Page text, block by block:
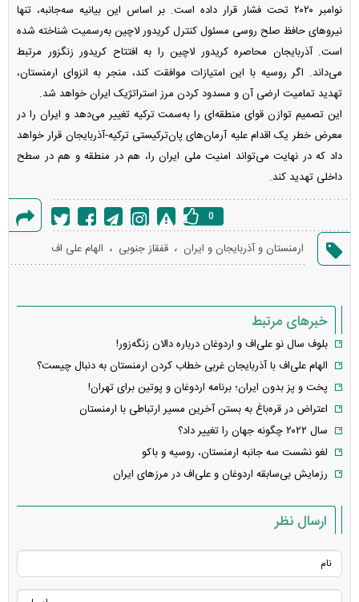
نوامبر ۲۰۲۰ تحت فشار قرار داده است. بر اساس این بیانیه سه‌جانبه، تنها
نیرو‌های حافظ صلح روسی مسئول کنترل کریدور لاچین به‌رسمیت شناخته شده
است. آذربایجان محاصره کریدور لاچین را به افتتاح کریدور زنگزور مرتبط
می‌داند. اگر روسیه با این امتیازات موافقت کند، منجر به انزوای ارمنستان،
تهدید تمامیت ارضی آن و مسدود کردن مرز استراتژیک ایران خواهد شد.
این تصمیم توازن قوای منطقه‌ای را به‌سمت ترکیه تغییر می‌دهد و ایران را در
معرض خطر یک اقدام علیه آرمان‌های پان‌ترکیستی ترکیه-آذربایجان قرار خواهد
داد که در نهایت می‌تواند امنیت ملی ایران را، هم در منطقه و هم در سطح
داخلی تهدید کند.
گزارش
خطا
0
ارمنستان و آذربایجان و ایران ، قفقاز جنوبی ، الهام علی اف
خبرهای مرتبط
بلوف سال نو علی‌اف و اردوغان درباره دالان زنگه‌زور!
الهام علی‌اف با آذربایجان غربی خطاب کردن ارمنستان به دنبال چیست؟
پخت و پز بدون ایران؛ برنامه اردوغان و پوتین برای تهران!
اعتراض در قره‌باغ به بستن آخرین مسیر ارتباطی با ارمنستان
سال ۲۰۲۲ چگونه جهان را تغییر داد؟
لغو نشست سه جانبه ارمنستان، روسیه و باکو
رزمایش بی‌سابقه اردوغان و علی‌اف در مرز‌های ایران
ارسال نظر